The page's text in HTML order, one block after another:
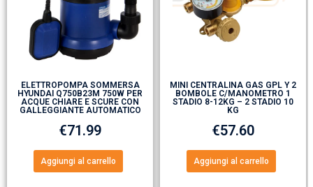
ELETTROPOMPA SOMMERSA
HYUNDAI Q750B23M 750W PER
ACQUE CHIARE E SCURE CON
GALLEGGIANTE AUTOMATICO
€71.99
Aggiungi al carrello
MINI CENTRALINA GAS GPL Y 2
BOMBOLE C/MANOMETRO 1
STADIO 8-12KG – 2 STADIO 10
KG
€57.60
Aggiungi al carrello